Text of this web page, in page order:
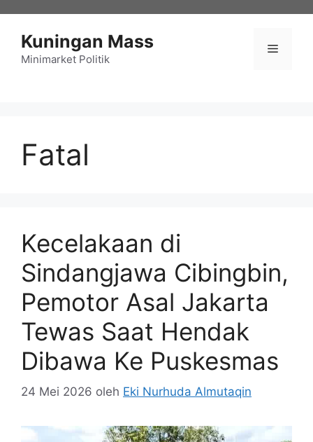
Kuningan Mass
Minimarket Politik
Menu
Fatal
Kecelakaan di
Sindangjawa Cibingbin,
Pemotor Asal Jakarta
Tewas Saat Hendak
Dibawa Ke Puskesmas
24 Mei 2026 oleh Eki Nurhuda Almutaqin